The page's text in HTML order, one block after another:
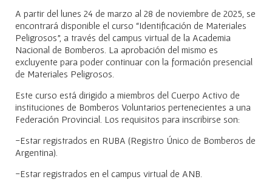
A partir del lunes 24 de marzo al 28 de noviembre de 2025, se
encontrará disponible el curso “Identificación de Materiales
Peligrosos”, a través del campus virtual de la Academia
Nacional de Bomberos. La aprobación del mismo es
excluyente para poder continuar con la formación presencial
de Materiales Peligrosos.
Este curso está dirigido a miembros del Cuerpo Activo de
instituciones de Bomberos Voluntarios pertenecientes a una
Federación Provincial. Los requisitos para inscribirse son:
-Estar registrados en RUBA (Registro Único de Bomberos de
Argentina).
-Estar registrados en el campus virtual de ANB.